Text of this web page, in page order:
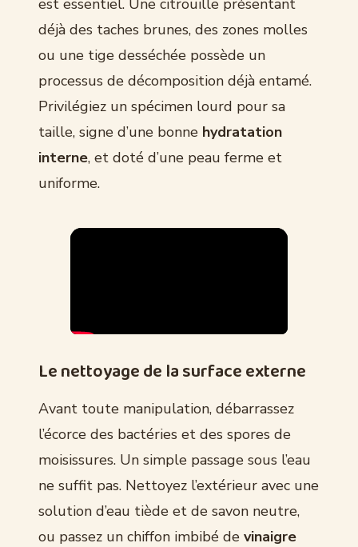
déjà des taches brunes, des zones molles
ou une tige desséchée possède un
processus de décomposition déjà entamé.
Privilégiez un spécimen lourd pour sa
taille, signe d’une bonne hydratation
interne, et doté d’une peau ferme et
uniforme.
Le nettoyage de la surface externe
Avant toute manipulation, débarrassez
l’écorce des bactéries et des spores de
moisissures. Un simple passage sous l’eau
ne suffit pas. Nettoyez l’extérieur avec une
solution d’eau tiède et de savon neutre,
ou passez un chiffon imbibé de vinaigre